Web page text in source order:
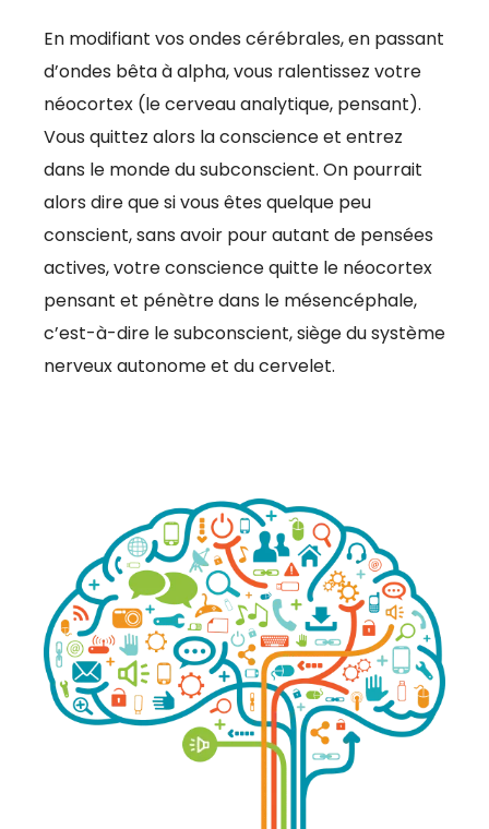
En modifiant vos ondes cérébrales, en passant
d’ondes bêta à alpha, vous ralentissez votre
néocortex (le cerveau analytique, pensant).
Vous quittez alors la conscience et entrez
dans le monde du subconscient. On pourrait
alors dire que si vous êtes quelque peu
conscient, sans avoir pour autant de pensées
actives, votre conscience quitte le néocortex
pensant et pénètre dans le mésencéphale,
c’est-à-dire le subconscient, siège du système
nerveux autonome et du cervelet.